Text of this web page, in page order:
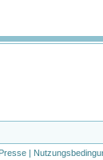
Presse |